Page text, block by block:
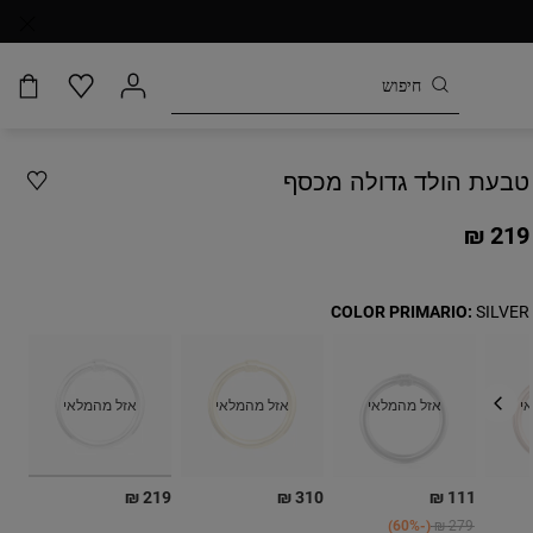
טבעת הולד גדולה מכסף
219 ₪
אזל מהמלאי
111 ₪
Price reduced from
279 ₪
to
-60%
אזל מהמלאי
310 ₪
אזל מהמלאי
219 ₪
COLOR PRIMARIO:SILVER